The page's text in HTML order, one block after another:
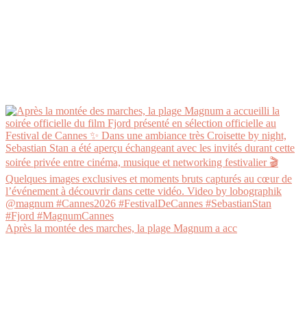
Après la montée des marches, la plage Magnum a acc